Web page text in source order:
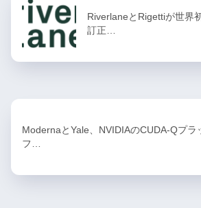
RiverlaneとRigettiが世界
訂正…
ModernaとYale、NVIDIAのCUDA-Qプラ
フ…